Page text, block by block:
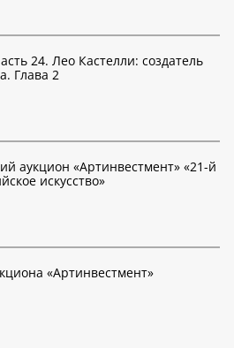
24. Лео Кастелли: создатель
Глава 2
аукцион «Артинвестмент» «21-й
искусство»
«Артинвестмент»